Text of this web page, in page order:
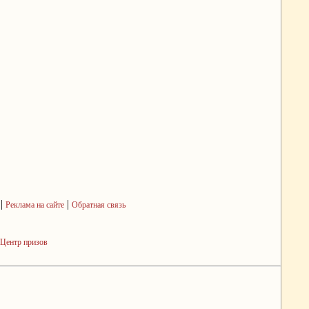
| Реклама на сайте| Обратная связь
Центр призов